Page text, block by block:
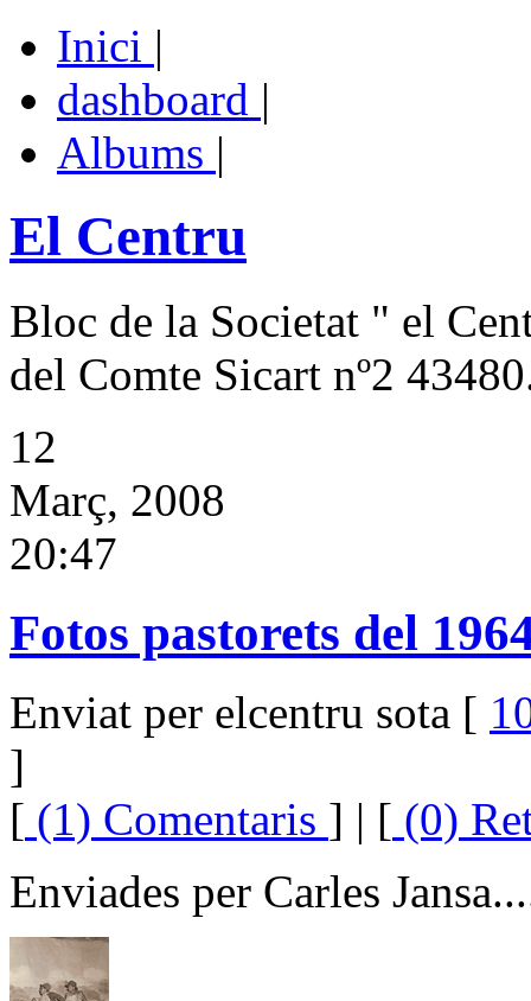
Inici |
dashboard |
Albums |
El Centru
Bloc de la Societat " el
del Comte Sicart nº2
12
Març, 2008
20:47
Fotos pastorets del
Enviat per elcentru sota [
]
[ (1) Comentaris ] | [ (0)
Enviades per Carles